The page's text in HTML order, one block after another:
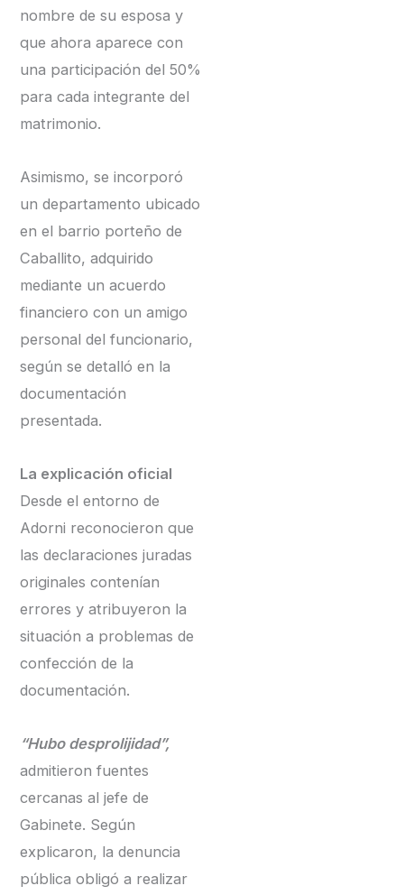
nombre de su esposa y
que ahora aparece con
una participación del 50%
para cada integrante del
matrimonio.
Asimismo, se incorporó
un departamento ubicado
en el barrio porteño de
Caballito, adquirido
mediante un acuerdo
financiero con un amigo
personal del funcionario,
según se detalló en la
documentación
presentada.
La explicación oficial
Desde el entorno de
Adorni reconocieron que
las declaraciones juradas
originales contenían
errores y atribuyeron la
situación a problemas de
confección de la
documentación.
“Hubo desprolijidad”,
admitieron fuentes
cercanas al jefe de
Gabinete. Según
explicaron, la denuncia
pública obligó a realizar